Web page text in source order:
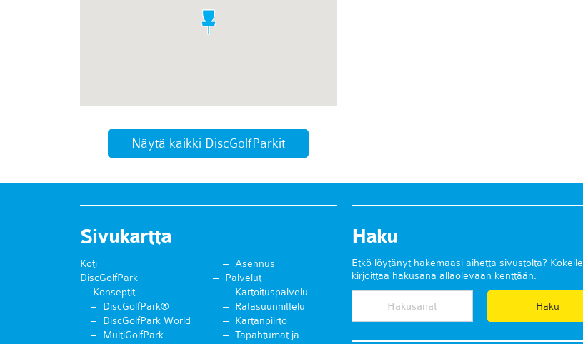
Näytä kaikki DiscGolfParkit
Sivukartta
Koti
DiscGolfPark
Konseptit
DiscGolfPark®
DiscGolfPark World
MultiGolfPark
Asennus
Palvelut
Kartoituspalvelu
Ratasuunnittelu
Kartanpiirto
Tapahtumat ja
Haku
Etkö löytänyt hakemaasi aihetta sivustolta? Kokeile
kirjoittaa hakusana allaolevaan kenttään.